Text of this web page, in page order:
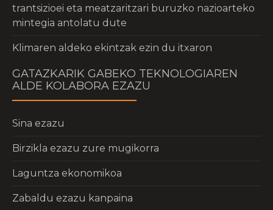
trantsizioei eta meatzaritzari buruzko nazioarteko
mintegia antolatu dute
Klimaren aldeko ekintzak ezin du itxaron
GATAZKARIK GABEKO TEKNOLOGIAREN
ALDE KOLABORA EZAZU
Sina ezazu
Birzikla ezazu zure mugikorra
Laguntza ekonomikoa
Zabaldu ezazu kanpaina